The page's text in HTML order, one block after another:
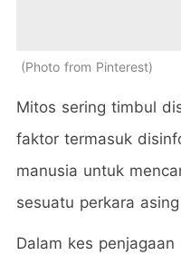
Photo from Pinterest
Mitos sering timbul
faktor termasuk
manusia untuk
sesuatu perkara
Dalam kes